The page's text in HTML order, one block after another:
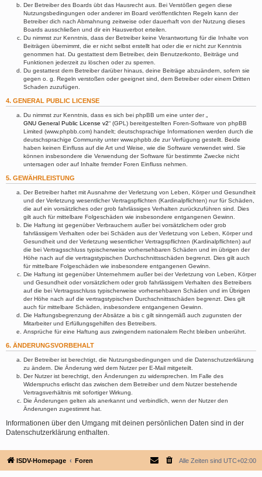
Der Betreiber des Boards übt das Hausrecht aus. Bei Verstößen gegen diese
Nutzungsbedingungen oder anderer im Board veröffentlichten Regeln kann der
Betreiber dich nach Abmahnung zeitweise oder dauerhaft von der Nutzung dieses
Boards ausschließen und dir ein Hausverbot erteilen.
Du nimmst zur Kenntnis, dass der Betreiber keine Verantwortung für die Inhalte von
Beiträgen übernimmt, die er nicht selbst erstellt hat oder die er nicht zur Kenntnis
genommen hat. Du gestattest dem Betreiber, dein Benutzerkonto, Beiträge und
Funktionen jederzeit zu löschen oder zu sperren.
Du gestattest dem Betreiber darüber hinaus, deine Beiträge abzuändern, sofern sie
gegen o. g. Regeln verstoßen oder geeignet sind, dem Betreiber oder einem Dritten
Schaden zuzufügen.
4. GENERAL PUBLIC LICENSE
Du nimmst zur Kenntnis, dass es sich bei phpBB um eine unter der „
GNU General Public License v2“ (GPL) bereitgestellten Foren-Software von phpBB
Limited (www.phpbb.com) handelt; deutschsprachige Informationen werden durch die
deutschsprachige Community unter www.phpbb.de zur Verfügung gestellt. Beide
haben keinen Einfluss auf die Art und Weise, wie die Software verwendet wird. Sie
können insbesondere die Verwendung der Software für bestimmte Zwecke nicht
untersagen oder auf Inhalte fremder Foren Einfluss nehmen.
5. GEWÄHRLEISTUNG
Der Betreiber haftet mit Ausnahme der Verletzung von Leben, Körper und Gesundheit
und der Verletzung wesentlicher Vertragspflichten (Kardinalpflichten) nur für Schäden,
die auf ein vorsätzliches oder grob fahrlässiges Verhalten zurückzuführen sind. Dies
gilt auch für mittelbare Folgeschäden wie insbesondere entgangenen Gewinn.
Die Haftung ist gegenüber Verbrauchern außer bei vorsätzlichem oder grob
fahrlässigem Verhalten oder bei Schäden aus der Verletzung von Leben, Körper und
Gesundheit und der Verletzung wesentlicher Vertragspflichten (Kardinalpflichten) auf
die bei Vertragsschluss typischerweise vorhersehbaren Schäden und im übrigen der
Höhe nach auf die vertragstypischen Durchschnittsschäden begrenzt. Dies gilt auch
für mittelbare Folgeschäden wie insbesondere entgangenen Gewinn.
Die Haftung ist gegenüber Unternehmern außer bei der Verletzung von Leben, Körper
und Gesundheit oder vorsätzlichem oder grob fahrlässigem Verhalten des Betreibers
auf die bei Vertragsschluss typischerweise vorhersehbaren Schäden und im Übrigen
der Höhe nach auf die vertragstypischen Durchschnittsschäden begrenzt. Dies gilt
auch für mittelbare Schäden, insbesondere entgangenen Gewinn.
Die Haftungsbegrenzung der Absätze a bis c gilt sinngemäß auch zugunsten der
Mitarbeiter und Erfüllungsgehilfen des Betreibers.
Ansprüche für eine Haftung aus zwingendem nationalem Recht bleiben unberührt.
6. ÄNDERUNGSVORBEHALT
Der Betreiber ist berechtigt, die Nutzungsbedingungen und die Datenschutzerklärung
zu ändern. Die Änderung wird dem Nutzer per E-Mail mitgeteilt.
Der Nutzer ist berechtigt, den Änderungen zu widersprechen. Im Falle des
Widerspruchs erlischt das zwischen dem Betreiber und dem Nutzer bestehende
Vertragsverhältnis mit sofortiger Wirkung.
Die Änderungen gelten als anerkannt und verbindlich, wenn der Nutzer den
Änderungen zugestimmt hat.
Informationen über den Umgang mit deinen persönlichen Daten sind in der
Datenschutzerklärung enthalten.
ISDV-Homepage Foren Alle Zeiten sind UTC+02:00